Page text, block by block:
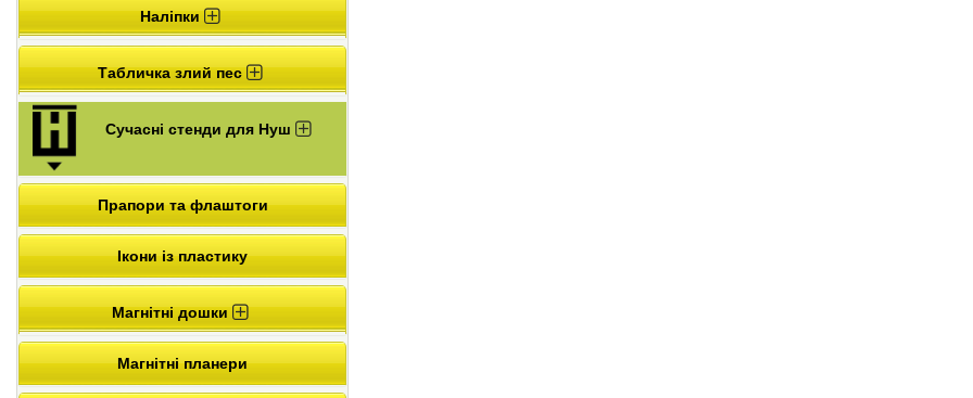
Наліпки
Табличка злий пес
Сучасні стенди для Нуш
Прапори та флаштоги
Ікони із пластику
Магнітні дошки
Магнітні планери